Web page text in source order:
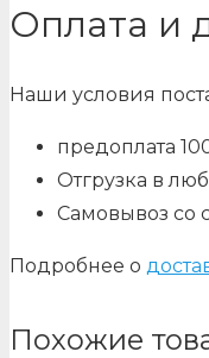
Оплата и
Наши условия
предоплата
Отгрузка в
Самовывоз со
Подробнее о
Похожие